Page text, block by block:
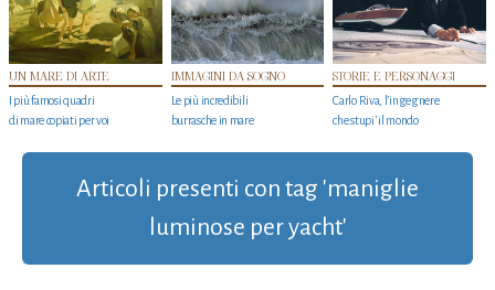
UN MARE DI ARTE
I più famosi quadri
di mare copiati per voi
IMMAGINI DA SOGNO
Le più incredibili
burrasche in mare
STORIE E PERSONAGGI
Carlo Riva, l’ingegnere
che stupi' il mondo
Articoli presenti con tag 'maniglie
luminose per yacht'